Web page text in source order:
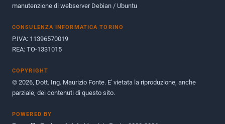
Giugno 2009
manutenzione di webserver Debian / Ubuntu
CONSULENZA INFORMATICA TORINO
P.IVA: 11396570019
REA: TO-1331015
COPYRIGHT
© 2026, Dott. Ing. Maurizio Fonte. E' vietata la riproduzione, anche
parziale, dei contenuti di questo sito.
POWERED BY